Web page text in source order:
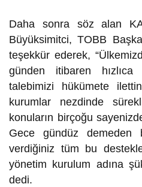
Daha sonra söz alan
Büyüksimitci, TOBB
teşekkür ederek,
günden itibaren
talebimizi hükümete
kurumlar nezdinde
konuların birçoğu
Gece gündüz
verdiğiniz tüm bu
yönetim kurulum adına
dedi.